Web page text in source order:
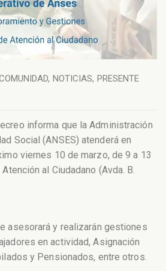
, NOTICIAS, PRESENTE
informa que la Administración
Social (ANSES) atenderá en
viernes 10 de marzo, de 9 a 13
al Ciudadano (Avda. B.
asesorará y realizarán gestiones
en actividad, Asignación
y Pensionados, entre otros.